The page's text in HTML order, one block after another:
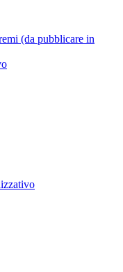
(da pubblicare in